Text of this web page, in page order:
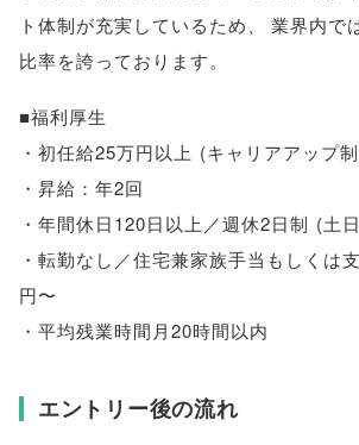
ト体制が充実しているため
業界内で
比率を誇っております。
■福利厚生
・初任給25万円以上 (キャリアアップ
・昇給：年2回
・年間休日120日以上／週休2日制 (土
・転勤なし／住宅兼家族手当もしくは
円〜
・平均残業時間月20時間以内
エントリー後の流れ